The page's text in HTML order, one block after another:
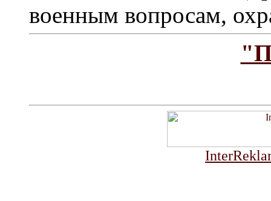
военным вопросам,